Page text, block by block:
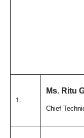
1.
Ms. Ritu
Chief